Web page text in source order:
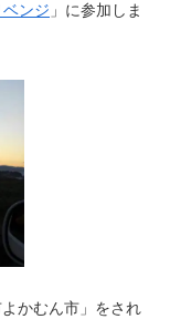
ンジ 」に参加しま
かむん市」をされ